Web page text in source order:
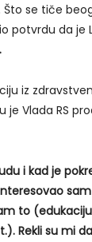
Što se tiče
potvrdu da je
iz
Vlada RS
i kad je
to
Rekli su mi